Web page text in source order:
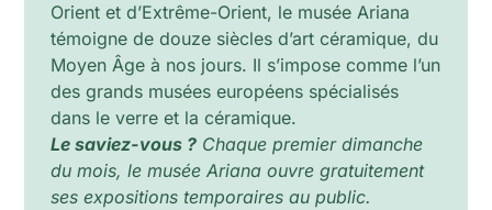
Orient et d’Extrême-Orient, le musée Ariana
témoigne de douze siècles d’art céramique, du
Moyen Âge à nos jours. Il s’impose comme l’un
des grands musées européens spécialisés
dans le verre et la céramique.
Le saviez-vous ? Chaque premier dimanche
du mois, le musée Ariana ouvre gratuitement
ses expositions temporaires au public.